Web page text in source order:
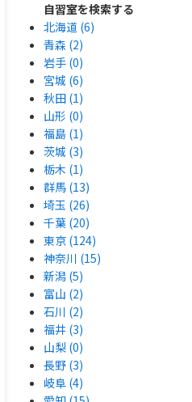
自習室を検索する
北海道 (6)
青森 (2)
岩手 (0)
宮城 (6)
秋田 (1)
山形 (0)
福島 (1)
茨城 (3)
栃木 (1)
群馬 (13)
埼玉 (26)
千葉 (20)
東京 (124)
神奈川 (15)
新潟 (5)
富山 (2)
石川 (2)
福井 (3)
山梨 (0)
長野 (3)
岐阜 (4)